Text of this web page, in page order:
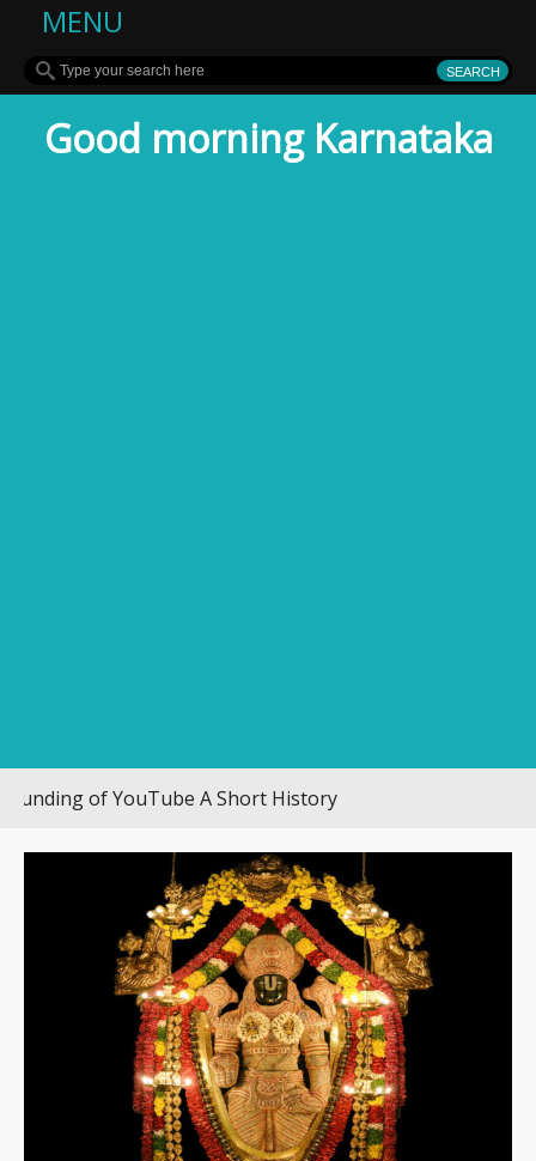
MENU
Good morning Karnataka
of YouTube A Short History